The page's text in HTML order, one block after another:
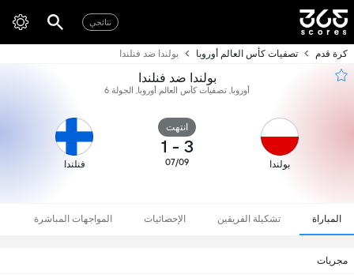
نتائجي
كرة قدم تصفيات كأس العالم أوروبا بولندا ضد فنلندا
بولندا ضد فنلندا
أوروبا, تصفيات كأس العالم أوروبا, الجولة 6
بولندا
انتهت
3
-
1
07/09 فنلندا
المباراة تشكيلة الفريقين الإحصائيات المواجهات المباشرة
مجريات